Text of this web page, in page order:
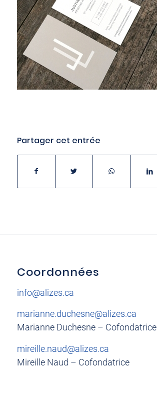
Partager cet entrée
Coordonnées
info@alizes.ca
marianne.duchesne@alizes.ca
Marianne Duchesne – Cofondatrice
mireille.naud@alizes.ca
Mireille Naud – Cofondatrice